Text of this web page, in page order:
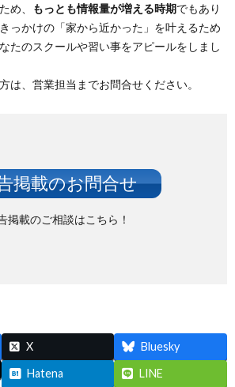
め、
もっとも情報量が増える時期でもあり
っかけの「家から近かった」を叶えるため
たのスクールや習い事をアピールをしまし
は、営業担当までお問合せください。
掲載のお問合せ
掲載のご相談はこちら！
X
Bluesky
Hatena
LINE